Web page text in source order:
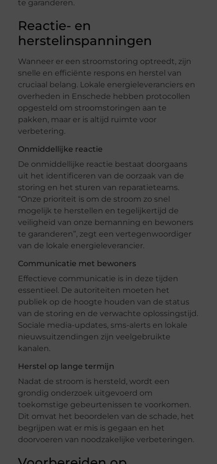
te garanderen.
Reactie- en
herstelinspanningen
Wanneer er een stroomstoring optreedt, zijn
snelle en efficiënte respons en herstel van
cruciaal belang. Lokale energieleveranciers en
overheden in Enschede hebben protocollen
opgesteld om stroomstoringen aan te
pakken, maar er is altijd ruimte voor
verbetering.
Onmiddellijke reactie
De onmiddellijke reactie bestaat doorgaans
uit het identificeren van de oorzaak van de
storing en het sturen van reparatieteams.
“Onze prioriteit is om de stroom zo snel
mogelijk te herstellen en tegelijkertijd de
veiligheid van onze bemanning en bewoners
te garanderen”, zegt een vertegenwoordiger
van de lokale energieleverancier.
Communicatie met bewoners
Effectieve communicatie is in deze tijden
essentieel. De autoriteiten moeten het
publiek op de hoogte houden van de status
van de storing en de verwachte oplossingstijd.
Sociale media-updates, sms-alerts en lokale
nieuwsuitzendingen zijn veelgebruikte
kanalen.
Herstel op lange termijn
Nadat de stroom is hersteld, wordt een
grondig onderzoek uitgevoerd om
toekomstige gebeurtenissen te voorkomen.
Dit omvat het beoordelen van de schade, het
begrijpen wat er mis is gegaan en het
doorvoeren van noodzakelijke verbeteringen.